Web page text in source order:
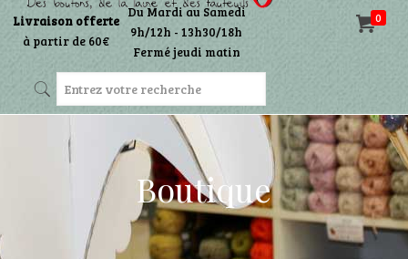
0
Livraison offerte
à partir de 60€
Du Mardi au Samedi
9h/12h - 13h30/18h
Fermé jeudi matin
Boutique